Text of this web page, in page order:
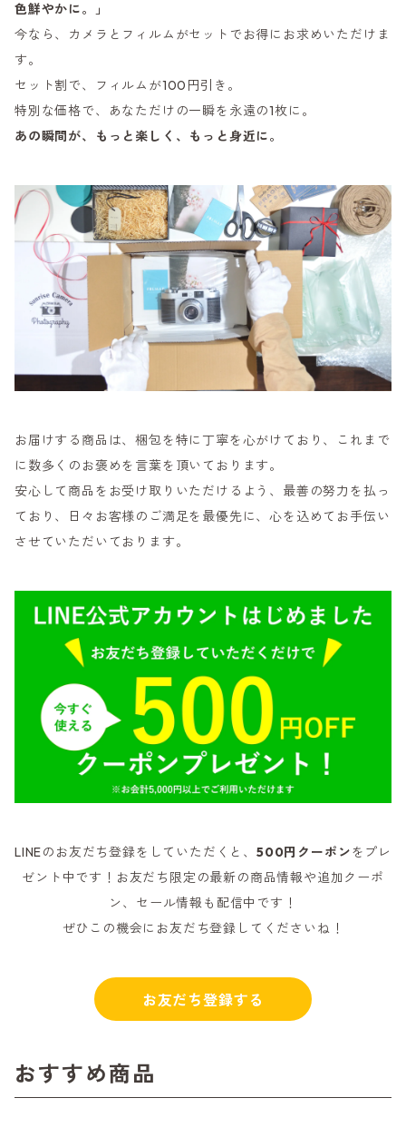
色鮮やかに。」
今なら、カメラとフィルムがセットでお得にお求めいただけま
す。
セット割で、フィルムが100円引き。
特別な価格で、あなただけの一瞬を永遠の1枚に。
あの瞬間が、もっと楽しく、もっと身近に。
お届けする商品は、梱包を特に丁寧を心がけており、これまで
に数多くのお褒めを言葉を頂いております。
安心して商品をお受け取りいただけるよう、最善の努力を払っ
ており、日々お客様のご満足を最優先に、心を込めてお手伝い
させていただいております。
LINEのお友だち登録をしていただくと、500円クーポンをプレ
ゼント中です！お友だち限定の最新の商品情報や追加クーポ
ン、セール情報も配信中です！
ぜひこの機会にお友だち登録してくださいね！
お友だち登録する
おすすめ商品